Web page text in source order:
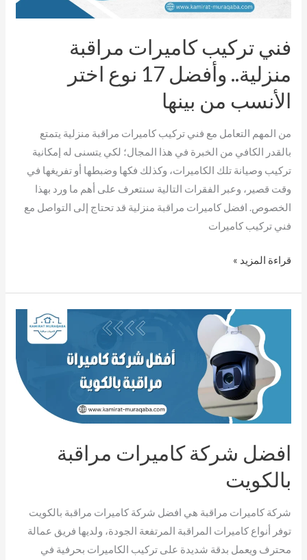
فني تركيب كاميرات مراقبة
منزلية.. وأفضل 17 نوع اختر
الأنسب من بينها
من المهم التعامل مع فني تركيب كاميرات مراقبة منزلية يتمتع
بالقدر الكافي من الخبرة في هذا المجال؛ لكي يتسنى له إمكانية
تركيب وصيانة تلك الكاميرات، وكذلك فكها وضبطها أو تفريغها في
وقت قصير، وعبر الفقرات التالية سنتعرف على أهم ما ورد بهذا
الخصوص. افضل كاميرات مراقبة منزلية قد تحتاج إلى التواصل مع
فني تركيب كاميرات
نوع
الأنسب
من
قراءة المزيد »
افضل شركة كاميرات مراقبة
بالكويت
شركة كاميرات مراقبة هي افضل شركة كاميرات مراقبة بالكويت
توفر أنواع كاميرات المراقبة المرتفعة الجودة، ولديها فريق عمالة
محترف ويعمل بدقة شديدة على تركيب الكاميرات بحرفية في
كاميرات
مراقبة
بالكويت